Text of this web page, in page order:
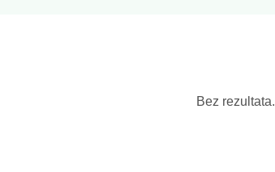
Bez rezultata.